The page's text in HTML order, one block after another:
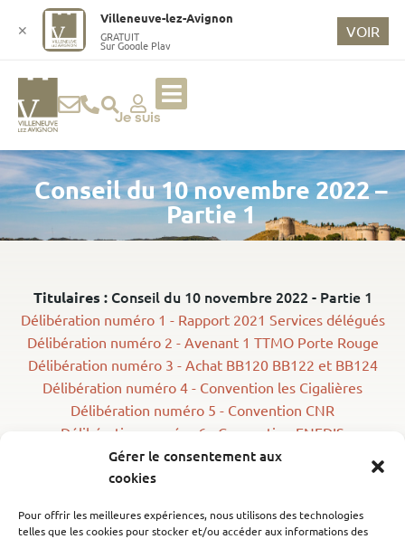
Gérer le consentement aux
cookies
Pour offrir les meilleures expériences, nous utilisons des technologies
telles que les cookies pour stocker et/ou accéder aux informations des
ri
n
ci
Je suis
Conseil du 10 novembre 2022 –
Partie 1
Titulaires : Conseil du 10 novembre 2022 - Partie 1
Délibération numéro 1 - Rapport 2021 Services délégués
Délibération numéro 2 - Avenant 1 TTMO Porte Rouge
Délibération numéro 3 - Achat BB120 BB122 et BB124
Délibération numéro 4 - Convention les Cigalières
Délibération numéro 5 - Convention CNR
Délibération numéro 6 - Convention ENEDIS
Délibération numéro 7 - Convention PEM Gare
✕
Villeneuve-lez-Avignon
GRATUIT
Sur Google Play
VOIR